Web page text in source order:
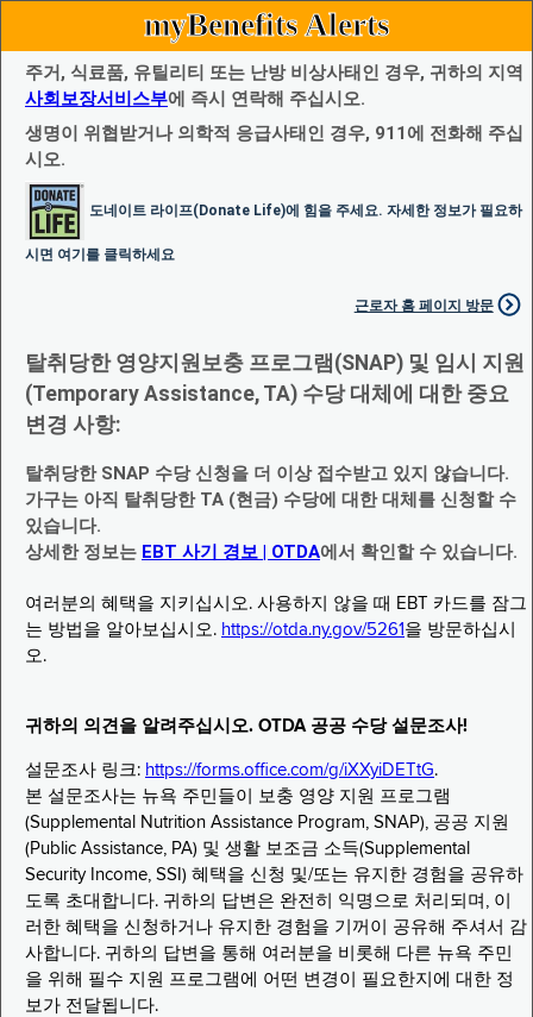
myBenefits Alerts
주거, 식료품, 유틸리티 또는 난방 비상사태인 경우, 귀하의 지역
사회보장서비스부에 즉시 연락해 주십시오.
생명이 위협받거나 의학적 응급사태인 경우, 911에 전화해 주십
시오.
도네이트 라이프(Donate Life)에 힘을 주세요. 자세한 정보가 필요하
시면 여기를 클릭하세요
근로자 홈 페이지 방문
탈취당한 영양지원보충 프로그램(SNAP) 및 임시 지원
(Temporary Assistance, TA) 수당 대체에 대한 중요
변경 사항:
탈취당한 SNAP 수당 신청을 더 이상 접수받고 있지 않습니다.
가구는 아직 탈취당한 TA (현금) 수당에 대한 대체를 신청할 수
있습니다.
상세한 정보는 EBT 사기 경보 | OTDA에서 확인할 수 있습니다.
여러분의 혜택을 지키십시오. 사용하지 않을 때 EBT 카드를 잠그
는 방법을 알아보십시오. https://otda.ny.gov/5261 을 방문하십시
오.
귀하의 의견을 알려주십시오. OTDA 공공 수당 설문조사!
설문조사 링크: https://forms.office.com/g/iXXyiDETtG.
본 설문조사는 뉴욕 주민들이 보충 영양 지원 프로그램
(Supplemental Nutrition Assistance Program, SNAP), 공공 지원
(Public Assistance, PA) 및 생활 보조금 소득(Supplemental
Security Income, SSI) 혜택을 신청 및/또는 유지한 경험을 공유하
도록 초대합니다. 귀하의 답변은 완전히 익명으로 처리되며, 이
러한 혜택을 신청하거나 유지한 경험을 기꺼이 공유해 주셔서 감
사합니다. 귀하의 답변을 통해 여러분을 비롯해 다른 뉴욕 주민
을 위해 필수 지원 프로그램에 어떤 변경이 필요한지에 대한 정
보가 전달됩니다.